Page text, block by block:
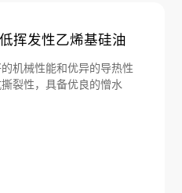
挥发性乙烯基硅油
机械性能和优异的导热性
裂性，具备优良的憎水